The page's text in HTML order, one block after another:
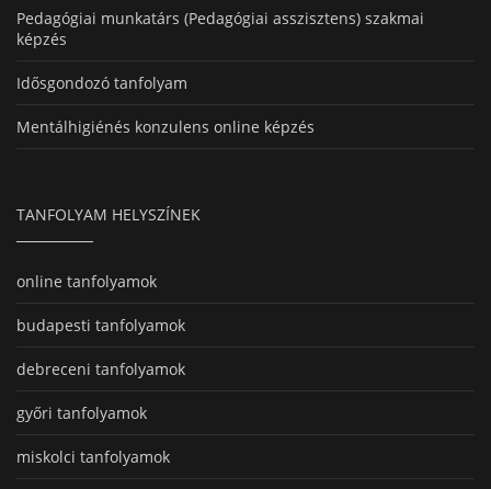
Pedagógiai munkatárs (Pedagógiai asszisztens) szakmai
képzés
Idősgondozó tanfolyam
Mentálhigiénés konzulens online képzés
TANFOLYAM HELYSZÍNEK
online tanfolyamok
budapesti tanfolyamok
debreceni tanfolyamok
győri tanfolyamok
miskolci tanfolyamok